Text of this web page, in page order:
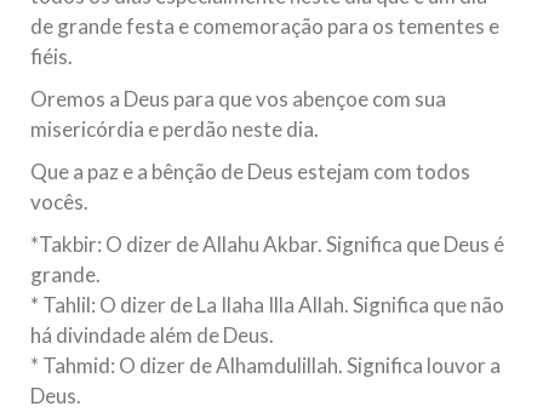
de grande festa e comemoração para os tementes e
fiéis.
Oremos a Deus para que vos abençoe com sua
misericórdia e perdão neste dia.
Que a paz e a bênção de Deus estejam com todos
vocês.
*Takbir: O dizer de Allahu Akbar. Significa que Deus é
grande.
* Tahlil: O dizer de La Ilaha Illa Allah. Significa que não
há divindade além de Deus.
* Tahmid: O dizer de Alhamdulillah. Significa louvor a
Deus.